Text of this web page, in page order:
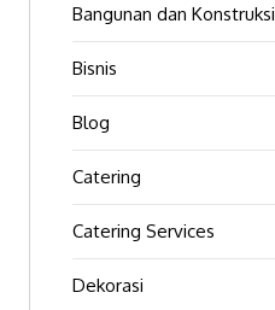
Bangunan dan Konstruksi
Bisnis
Blog
Catering
Catering Services
Dekorasi